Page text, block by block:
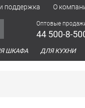
поддержка О
Оптовые
44 500-8-
ШКАФА ДЛЯ КУХНИ